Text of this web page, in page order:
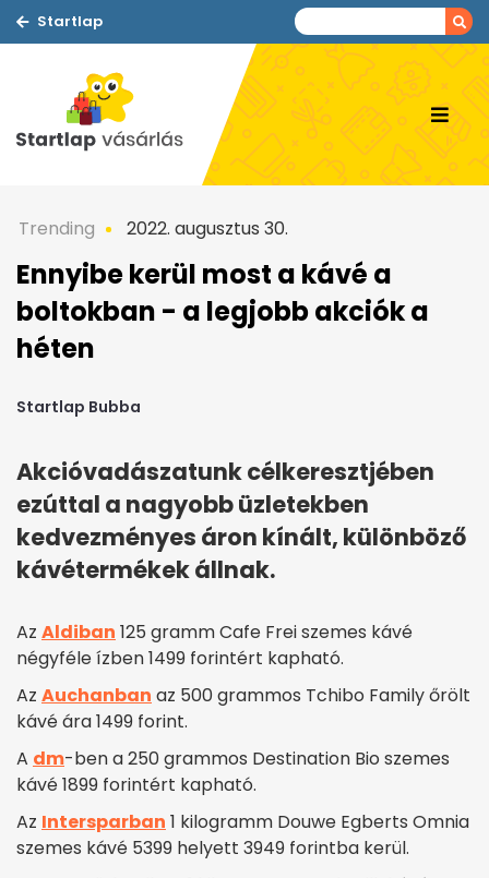
Startlap
Trending 2022. augusztus 30.
Ennyibe kerül most a kávé a
boltokban - a legjobb akciók a
héten
Startlap Bubba
Akcióvadászatunk célkeresztjében
ezúttal a nagyobb üzletekben
kedvezményes áron kínált, különböző
kávétermékek állnak.
Az Aldiban 125 gramm Cafe Frei szemes kávé
négyféle ízben 1499 forintért kapható.
Az Auchanban az 500 grammos Tchibo Family őrölt
kávé ára 1499 forint.
A dm-ben a 250 grammos Destination Bio szemes
kávé 1899 forintért kapható.
Az Intersparban 1 kilogramm Douwe Egberts Omnia
szemes kávé 5399 helyett 3949 forintba kerül.